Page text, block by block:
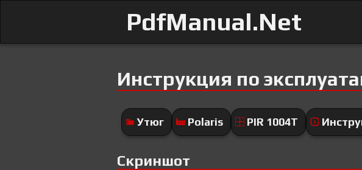
PdfManual.Net
Инструкция по
Утюг
Polaris PIR 1004T
Скриншот